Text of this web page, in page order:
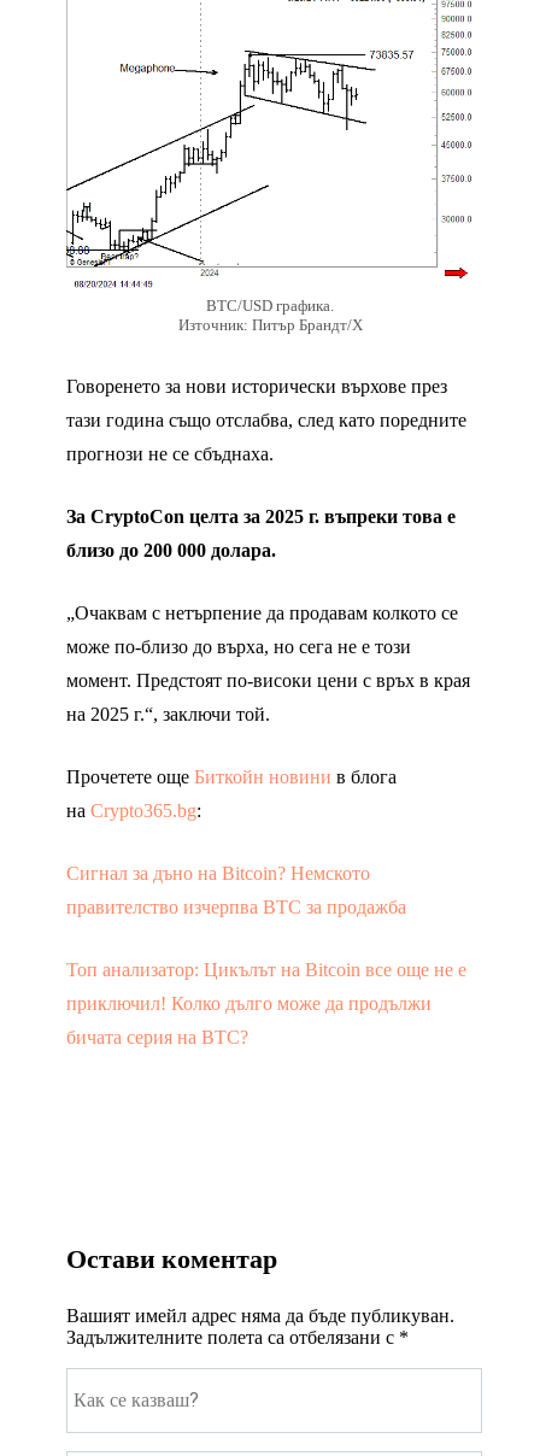
BTC/USD графика.
Източник: Питър Брандт/X
Говоренето за нови исторически върхове през
тази година също отслабва, след като поредните
прогнози не се сбъднаха.
За CryptoCon целта за 2025 г. въпреки това е
близо до 200 000 долара.
„Очаквам с нетърпение да продавам колкото се
може по-близо до върха, но сега не е този
момент. Предстоят по-високи цени с връх в края
на 2025 г.“, заключи той.
Прочетете още Биткойн новини в блога
на Crypto365.bg:
Сигнал за дъно на Bitcoin? Немското
правителство изчерпва BTC за продажба
Топ анализатор: Цикълът на Bitcoin все още не е
приключил! Колко дълго може да продължи
бичата серия на BTC?
Остави коментар
Вашият имейл адрес няма да бъде публикуван.
Задължителните полета са отбелязани с *